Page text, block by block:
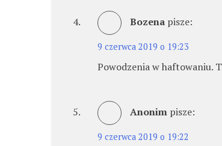
Bozena pisze:
9 czerwca 2019 o 19:23
Powodzenia w haftowaniu.
Anonim pisze:
9 czerwca 2019 o 19:22